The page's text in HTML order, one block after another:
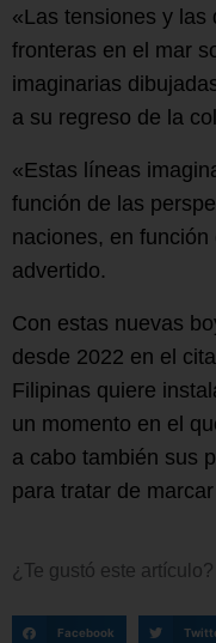
«Las tensiones y las
fronteras en el mar
imaginarias
a su regreso de la
«Estas líneas
función de las
naciones, en
advertido.
Con estas nuevas
desde 2022 en el
Filipinas quiere
un momento en el
a cabo también sus
para tratar de
¿Te gustó este artículo?
Facebook